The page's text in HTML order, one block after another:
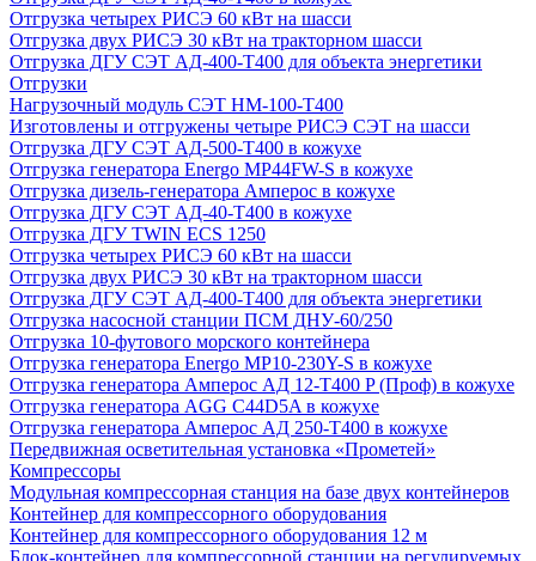
Отгрузка четырех РИСЭ 60 кВт на шасси
Отгрузка двух РИСЭ 30 кВт на тракторном шасси
Отгрузка ДГУ СЭТ АД-400-Т400 для объекта энергетики
Отгрузки
Нагрузочный модуль СЭТ НМ-100-Т400
Изготовлены и отгружены четыре РИСЭ СЭТ на шасси
Отгрузка ДГУ СЭТ АД-500-Т400 в кожухе
Отгрузка генератора Energo MP44FW-S в кожухе
Отгрузка дизель-генератора Амперос в кожухе
Отгрузка ДГУ СЭТ АД-40-Т400 в кожухе
Отгрузка ДГУ TWIN ECS 1250
Отгрузка четырех РИСЭ 60 кВт на шасси
Отгрузка двух РИСЭ 30 кВт на тракторном шасси
Отгрузка ДГУ СЭТ АД-400-Т400 для объекта энергетики
Отгрузка насосной станции ПСМ ДНУ-60/250
Отгрузка 10-футового морского контейнера
Отгрузка генератора Energo MP10-230Y-S в кожухе
Отгрузка генератора Амперос АД 12-Т400 P (Проф) в кожухе
Отгрузка генератора AGG C44D5A в кожухе
Отгрузка генератора Амперос АД 250-Т400 в кожухе
Передвижная осветительная установка «Прометей»
Компрессоры
Модульная компрессорная станция на базе двух контейнеров
Контейнер для компрессорного оборудования
Контейнер для компрессорного оборудования 12 м
Блок-контейнер для компрессорной станции на регулируемых